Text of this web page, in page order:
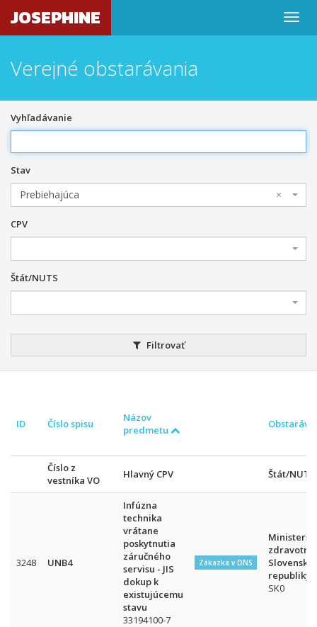
JOSEPHINE
Verejné obstarávania
Vyhľadávanie
Stav
×
Prebiehajúca
CPV
Štát/NUTS
Filtrovať
ID Číslo spisu
Názov
predmetu
Číslo z
vestníka VO
Hlavný CPV Štát/NUTS
3248 UNB4
Infúzna
technika
vrátane
poskytnutia
záručného
servisu - JIS
dokup k
existujúcemu
stavu
33194100-7
Zákazka v DNS
Slovenskej
republiky
SK0